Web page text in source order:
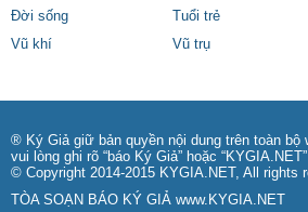
Đời sống
Tuổi trẻ
Vũ khí
Vũ trụ
® Ký Giả giữ bản quyền nội dung trên toàn bộ
vui lòng ghi rõ “báo Ký Giả” hoặc “KYGIA.NET”
© Copyright 2014-2015 KYGIA.NET, All rights
TÒA SOẠN BÁO KÝ GIẢ www.KYGIA.NET